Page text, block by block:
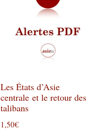
Les États d’Asie
centrale et le retour des
talibans
1,50€